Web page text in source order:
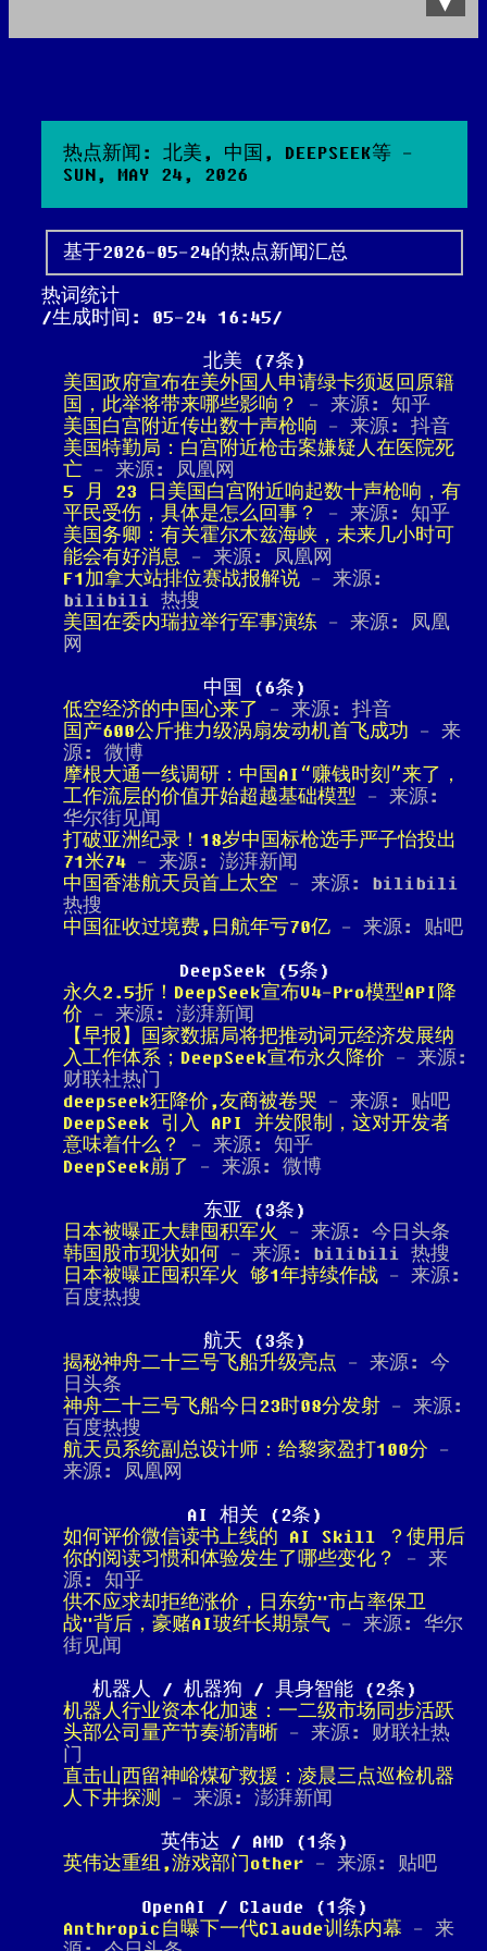
热点新闻: 北美, 中国, DEEPSEEK等 -
SUN, MAY 24, 2026
基于2026-05-24的热点新闻汇总
热词统计
生成时间: 05-24 16:45
北美 (7条)
美国政府宣布在美外国人申请绿卡须返回原籍
国，此举将带来哪些影响？
- 来源: 知乎
美国白宫附近传出数十声枪响 - 来源: 抖音
美国特勤局：白宫附近枪击案嫌疑人在医院死
亡 - 来源: 凤凰网
5 月 23 日美国白宫附近响起数十声枪响，有
平民受伤，具体是怎么回事？
- 来源: 知乎
美国务卿：有关霍尔木兹海峡，未来几小时可
能会有好消息 - 来源: 凤凰网
F1加拿大站排位赛战报解说 - 来源:
bilibili 热搜
美国在委内瑞拉举行军事演练 - 来源: 凤凰
网
中国 (6条)
低空经济的中国心来了
- 来源: 抖音
国产600公斤推力级涡扇发动机首飞成功 - 来
源: 微博
摩根大通一线调研：中国AI“赚钱时刻”来了，
工作流层的价值开始超越基础模型 - 来源:
华尔街见闻
打破亚洲纪录！18岁中国标枪选手严子怡投出
71米74 - 来源: 澎湃新闻
中国香港航天员首上太空 - 来源: bilibili
热搜
中国征收过境费,日航年亏70亿 - 来源: 贴吧
DeepSeek (5条)
永久2.5折！DeepSeek宣布V4-Pro模型API降
价 - 来源: 澎湃新闻
【早报】国家数据局将把推动词元经济发展纳
入工作体系；DeepSeek宣布永久降价 - 来源:
财联社热门
deepseek狂降价,友商被卷哭 - 来源: 贴吧
DeepSeek 引入 API 并发限制，这对开发者
意味着什么？
- 来源: 知乎
DeepSeek崩了
- 来源: 微博
东亚 (3条)
日本被曝正大肆囤积军火 - 来源: 今日头条
韩国股市现状如何 - 来源: bilibili 热搜
日本被曝正囤积军火 够1年持续作战 - 来源:
百度热搜
航天 (3条)
揭秘神舟二十三号飞船升级亮点 - 来源: 今
日头条
神舟二十三号飞船今日23时08分发射 - 来源:
百度热搜
航天员系统副总设计师：给黎家盈打100分 -
来源: 凤凰网
AI 相关 (2条)
如何评价微信读书上线的 AI Skill ？使用后
你的阅读习惯和体验发生了哪些变化？
- 来
源: 知乎
供不应求却拒绝涨价，日东纺"市占率保卫
战"背后，豪赌AI玻纤长期景气 - 来源: 华尔
街见闻
机器人 / 机器狗 / 具身智能 (2条)
机器人行业资本化加速：一二级市场同步活跃
头部公司量产节奏渐清晰 - 来源: 财联社热
门
直击山西留神峪煤矿救援：凌晨三点巡检机器
人下井探测 - 来源: 澎湃新闻
英伟达 / AMD (1条)
英伟达重组,游戏部门other - 来源: 贴吧
OpenAI / Claude (1条)
Anthropic自曝下一代Claude训练内幕 - 来